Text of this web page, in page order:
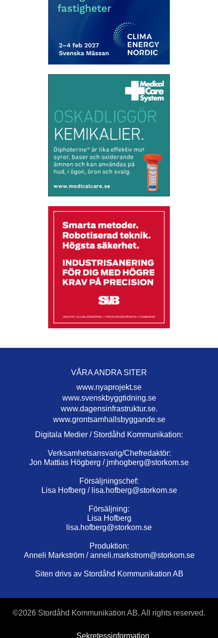
VÅRA ANDRA SITER
www.nyaprojekt.se
www.svenskbyggtidning.se
www.dagensinfrastruktur.se.
www.grontsamhallsbyggande.se
Digitala Medier / Stordåhd Kommunikation:
Verksamhetsansvarig/Chefredaktör:
Jon Mattias Högberg / jmhogberg@storkom.se
Försäljningschef:
Lisa Hofberg / lisa.hofberg@storkom.se
Försäljning:
Lisa Hofberg
lisa.hofberg@storkom.se
Produktion:
Anneli Markström /anneli.markstrom@storkom.se
Siten drivs av Stordåhd Kommunikation AB
©2026 Stordåhd Kommunikation AB, All rights reserved.
Sekretessinformation